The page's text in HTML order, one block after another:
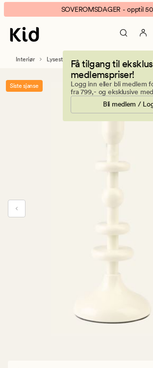
Andrea
lysestake
offwhite
banner.
Klikk
ESCAPE
pause.
SOVEROMSDAGER - opptil
Få tilgang til
medlemspriser!
Logg inn eller bli medlem
fra 799,- og eksklusive
Bli medlem /
Interiør Lysestaker og telysholdere
Siste sjanse